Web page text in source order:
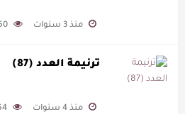
منذ 3 سنوات
ترنيمة العدد (87)
منذ 4 سنوات